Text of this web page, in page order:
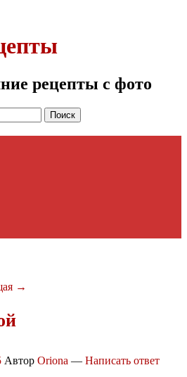
рецепты с фото
→
Автор Oriona — Написать ответ